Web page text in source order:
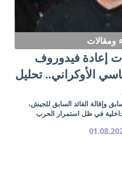
ومقالات
إعادة فيدوروف
الأوكراني.. تحليل
وإقالة القائد السابق للجيش،
في ظل استمرار الحرب